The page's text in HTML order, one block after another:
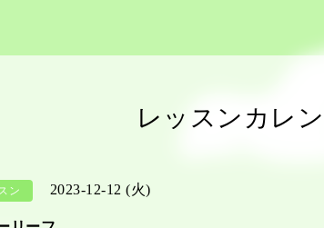
レッスンカレ
ン 2023-12-12 (火)